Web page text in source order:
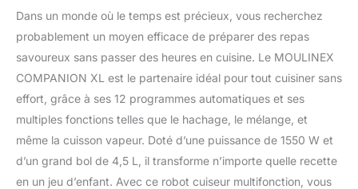
Dans un monde où le temps est précieux, vous recherchez
probablement un moyen efficace de préparer des repas
savoureux sans passer des heures en cuisine. Le MOULINEX
COMPANION XL est le partenaire idéal pour tout cuisiner sans
effort, grâce à ses 12 programmes automatiques et ses
multiples fonctions telles que le hachage, le mélange, et
même la cuisson vapeur. Doté d’une puissance de 1550 W et
d’un grand bol de 4,5 L, il transforme n’importe quelle recette
en un jeu d’enfant. Avec ce robot cuiseur multifonction, vous